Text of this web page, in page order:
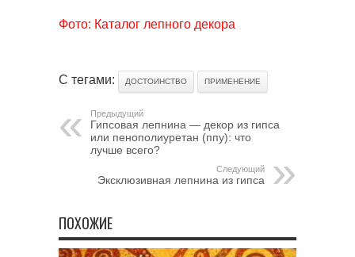
Фото: Каталог лепного декора
С тегами: ДОСТОИНСТВО ПРИМЕНЕНИЕ
Предыдущий
Гипсовая лепнина — декор из гипса
или пенополиуретан (ппу): что
лучше всего?
Следующий
Эксклюзивная лепнина из гипса
ПОХОЖИЕ